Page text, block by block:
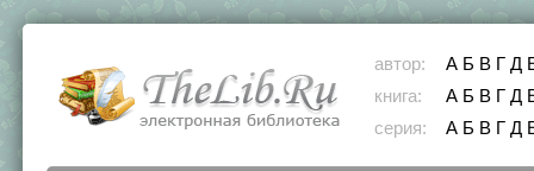
автор: А Б В Г Д
книга:
А Б В Г Д
серия:
А Б В Г Д